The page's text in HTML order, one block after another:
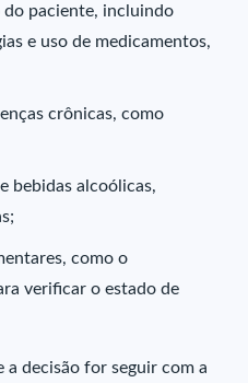
paciente, incluindo
e uso de medicamentos,
crônicas, como
bebidas alcoólicas,
como o
verificar o estado de
a decisão for seguir com a